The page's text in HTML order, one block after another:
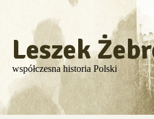
Leszek
współczesna historia Polski